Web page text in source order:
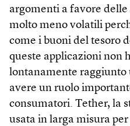
argomenti a favore delle
molto meno volatili
come i buoni del tesoro
queste applicazioni non
lontanamente raggiunto
avere un ruolo
consumatori. Tether, la
usata in larga misura